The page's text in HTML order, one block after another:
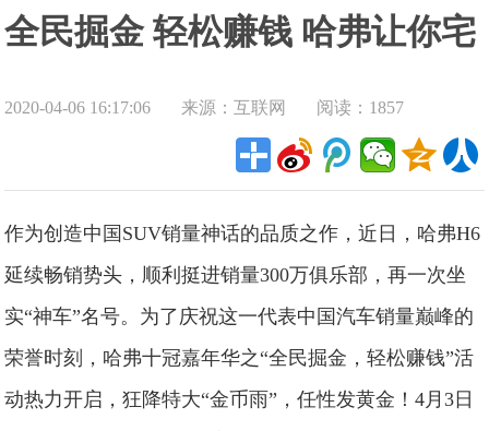
全民掘金 轻松赚钱 哈弗让你宅
家就能实现暴富梦想
2020-04-06 16:17:06 来源：互联网 阅读：1857
作为创造中国SUV销量神话的品质之作，近日，哈弗H6
延续畅销势头，顺利挺进销量300万俱乐部，再一次坐
实“神车”名号。为了庆祝这一代表中国汽车销量巅峰的
荣誉时刻，哈弗十冠嘉年华之“全民掘金，轻松赚钱”活
动热力开启，狂降特大“金币雨”，任性发黄金！4月3日